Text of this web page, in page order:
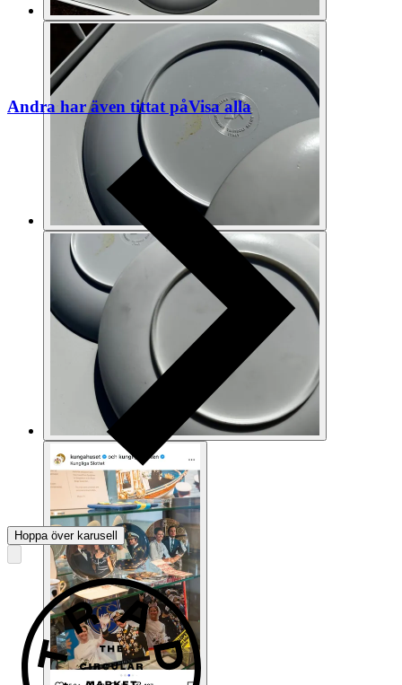
Andra har även tittat påVisa alla
Hoppa över karusell